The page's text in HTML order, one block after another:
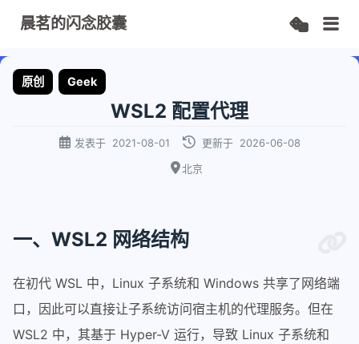
晨茗的闪念胶囊
原创 Geek
WSL2 配置代理
发表于 2021-08-01 更新于 2026-06-08
北京
一、WSL2 网络结构
在初代 WSL 中，Linux 子系统和 Windows 共享了网络端
口，因此可以直接让子系统访问宿主机的代理服务。但在
WSL2 中，其基于 Hyper-V 运行，导致 Linux 子系统和